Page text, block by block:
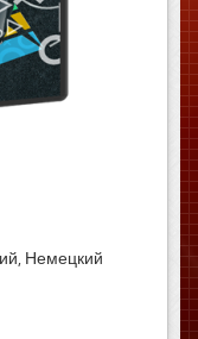
Немецкий